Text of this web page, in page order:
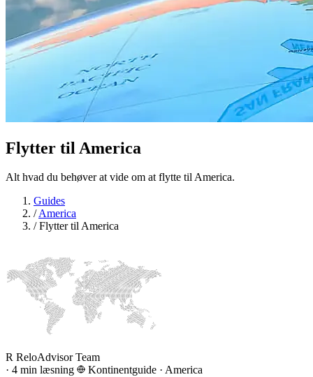
Flytter til America
Alt hvad du behøver at vide om at flytte til America.
Guides
/America
/Flytter til America
R ReloAdvisor Team
· 4 min læsning Kontinentguide · America